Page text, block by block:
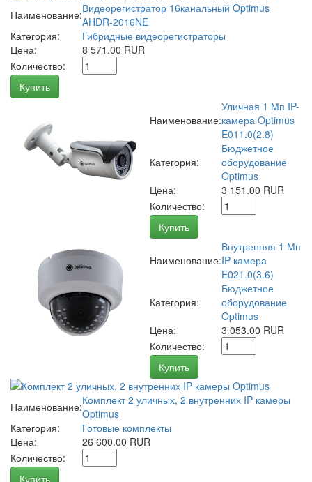
Наименование:Видеорегистратор 16канальный Optimus
AHDR-2016NE
Категория:
Гибридные видеорегистраторы
Цена:
8 571.00 RUR
Количество:
Купить
Наименование:
Уличная 1 Мп IP-
камера Optimus
E011.0(2.8)
Категория:
Бюджетное
оборудование
Optimus
Цена:
3 151.00 RUR
Количество:
Купить
Наименование:
Внутренняя 1 Мп
IP-камера
E021.0(3.6)
Категория:
Бюджетное
оборудование
Optimus
Цена:
3 053.00 RUR
Количество:
Купить
Наименование:Комплект 2 уличных, 2 внутренних IP камеры
Optimus
Категория:
Готовые комплекты
Цена:
26 600.00 RUR
Количество:
Купить